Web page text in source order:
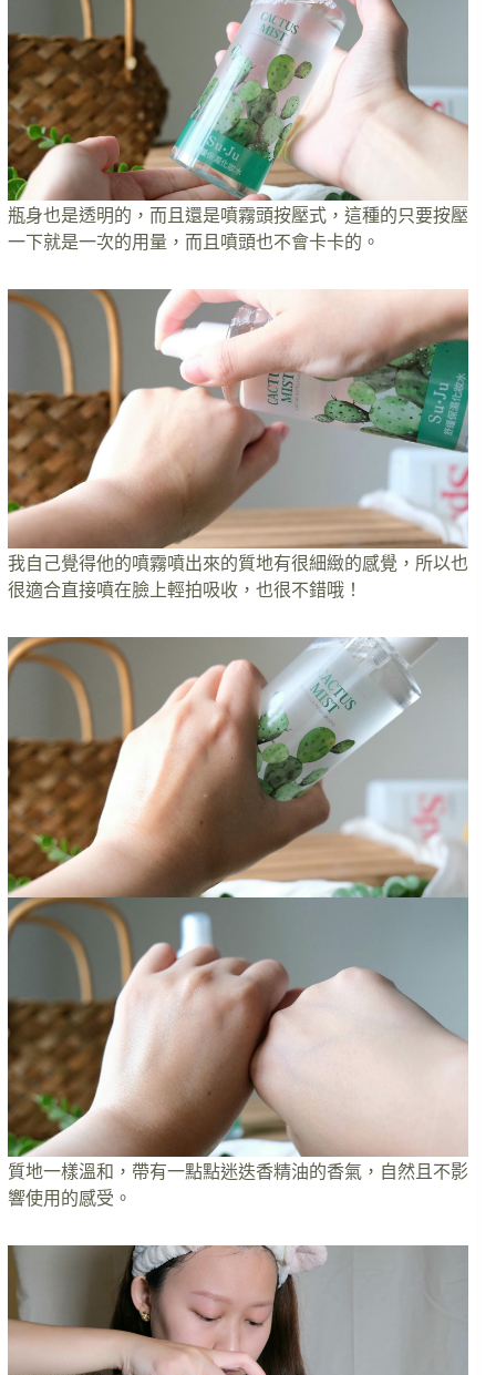
瓶身也是透明的，而且還是噴霧頭按壓式，這種的只要按壓
一下就是一次的用量，而且噴頭也不會卡卡的。
我自己覺得他的噴霧噴出來的質地有很細緻的感覺，所以也
很適合直接噴在臉上輕拍吸收，也很不錯哦！
質地一樣溫和，帶有一點點迷迭香精油的香氣，自然且不影
響使用的感受。